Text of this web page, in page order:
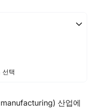
선택
산업에